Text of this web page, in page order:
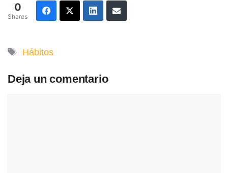
0
Shares
Etiquetas
Hábitos
Deja un comentario